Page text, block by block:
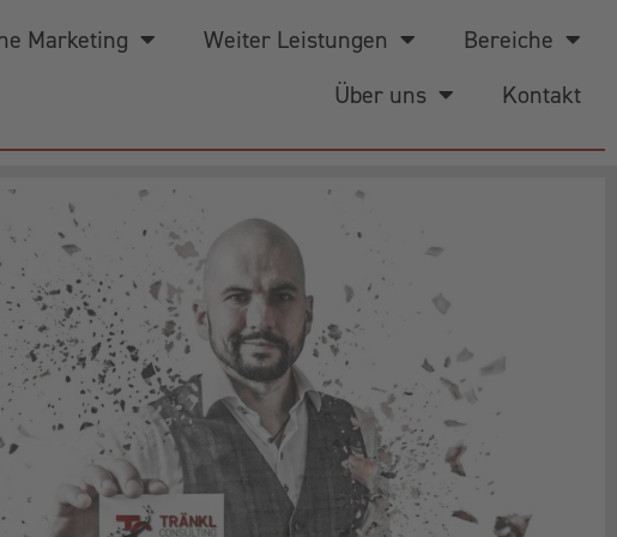
Marketing Weiter Leistungen
Bereiche
Über uns
Kontakt